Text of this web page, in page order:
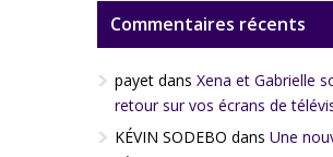
Commentaires récents
payet dans Xena et Gabrielle
retour sur vos écrans de
KÉVIN SODEBO dans Une